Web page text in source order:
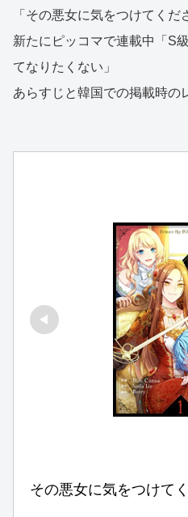
「その悪女に気をつけてく
新たにピッコマで連載中「S
てなりたくない」
あらすじと韓国での掲載時の
その悪女に気をつけて